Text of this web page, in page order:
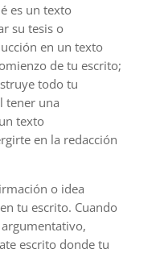
es un texto
su tesis o
en un texto
de tu escrito;
todo tu
tener una
texto
en la redacción
o idea
tu escrito. Cuando
escrito donde tu